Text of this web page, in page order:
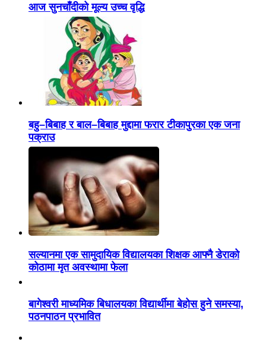
आज सुनचाँदीको मूल्य उच्च वृद्धि
बहु–बिबाह र बाल–बिबाह मुद्दामा फरार टीकापुरका एक जना
पक्राउ
सल्यानमा एक सामुदायिक विद्यालयका शिक्षक आफ्नै डेराको
कोठामा मृत अवस्थामा फेला
बागेश्वरी माध्यमिक बिधालयका विद्यार्थीमा बेहोस हुने समस्या,
पठनपाठन प्रभावित